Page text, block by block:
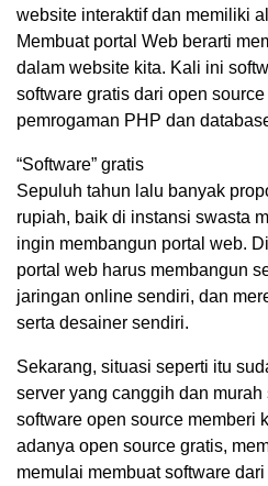
website interaktif dan memiliki
Membuat portal Web berarti
dalam website kita. Kali ini
software gratis dari open
pemrogaman PHP dan
“Software” gratis
Sepuluh tahun lalu banyak
rupiah, baik di instansi swasta
ingin membangun portal web.
portal web harus membangun
jaringan online sendiri, dan
serta desainer sendiri.
Sekarang, situasi seperti itu
server yang canggih dan murah
software open source memberi
adanya open source gratis,
memulai membuat software dari